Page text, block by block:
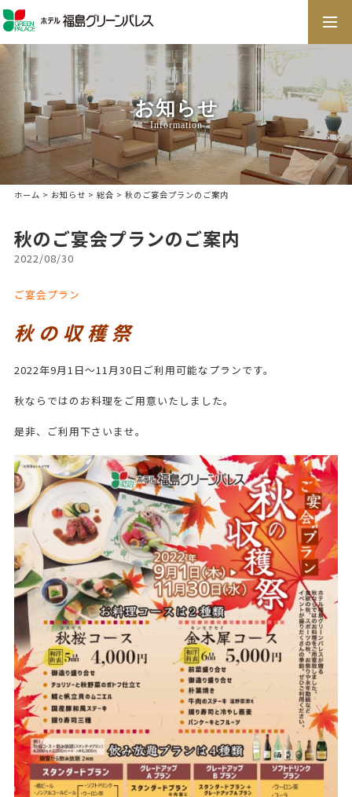
お知らせ
Information
ホーム > お知らせ > 総合 > 秋のご宴会プランのご案内
秋のご宴会プランのご案内
2022/08/30
ご宴会プラン
秋 の 収 穫 祭
2022年9月1日～11月30日ご利用可能なプランです。
秋ならではのお料理をご用意いたしました。
是非、ご利用下さいませ。